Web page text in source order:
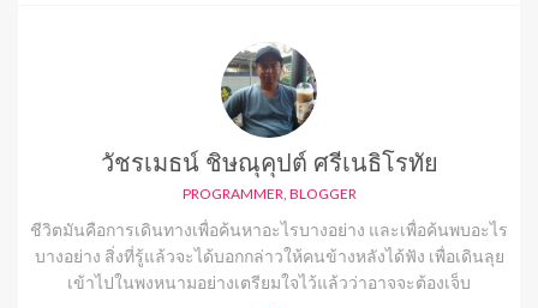
วัชรเมธน์ ชิษณุคุปต์ ศรีเนธิโรทัย
PROGRAMMER, BLOGGER
ชีวิตมันคือการเดินทางเพื่อค้นหาอะไรบางอย่าง และเพื่อค้นพบอะไร
บางอย่าง สิ่งที่รู้แล้วจะได้บอกกล่าวให้คนข้างหลังได้ฟัง เพื่อเดินลุย
เข้าไปในพงหนามอย่างเตรียมใจไว้แล้วว่าอาจจะต้องเจ็บ